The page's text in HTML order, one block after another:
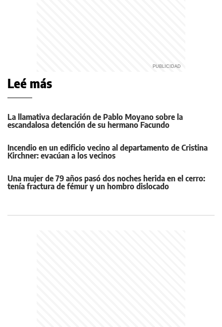
Leé más
La llamativa declaración de Pablo Moyano sobre la
escandalosa detención de su hermano Facundo
Incendio en un edificio vecino al departamento de Cristina
Kirchner: evacúan a los vecinos
Una mujer de 79 años pasó dos noches herida en el cerro:
tenía fractura de fémur y un hombro dislocado